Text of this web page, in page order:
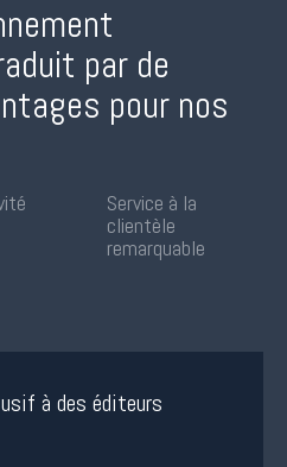
par de
pour nos
Service à la
clientèle
remarquable
à des éditeurs